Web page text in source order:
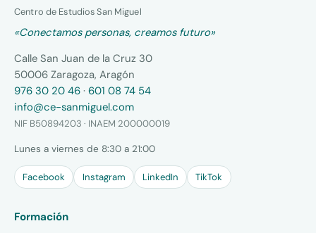
Centro de Estudios San Miguel
«Conectamos personas, creamos futuro»
Calle San Juan de la Cruz 30
50006 Zaragoza, Aragón
976 30 20 46 · 601 08 74 54
info@ce-sanmiguel.com
NIF B50894203 · INAEM 200000019
Lunes a viernes de 8:30 a 21:00
Facebook Instagram LinkedIn TikTok
Formación